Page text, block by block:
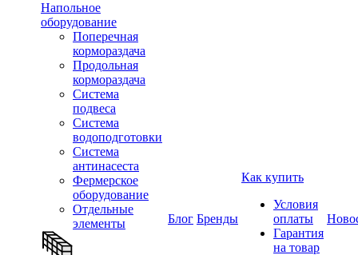
Напольное
оборудование
Поперечная
кормораздача
Продольная
кормораздача
Система
подвеса
Система
водоподготовки
Система
антинасеста
Фермерское
оборудование
Отдельные
элементы
Блог Бренды
Как купить
Условия
оплаты
Гарантия
на товар